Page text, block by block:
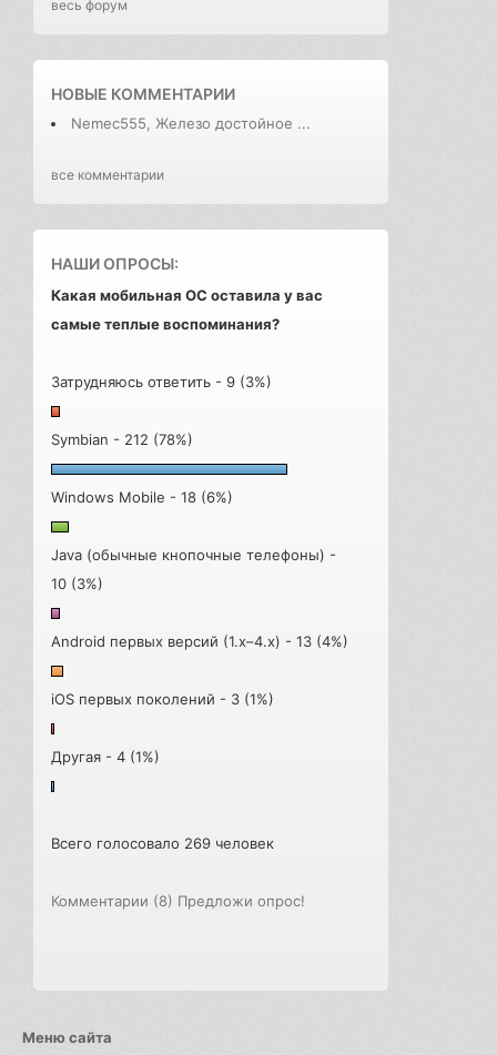
весь форум
НОВЫЕ КОММЕНТАРИИ
Nemec555, Железо достойное ...
все комментарии
НАШИ ОПРОСЫ:
Какая мобильная ОС оставила у вас
самые теплые воспоминания?
Затрудняюсь ответить - 9 (3%)
Symbian - 212 (78%)
Windows Mobile - 18 (6%)
Java (обычные кнопочные телефоны) -
10 (3%)
Android первых версий (1.x–4.x) - 13 (4%)
iOS первых поколений - 3 (1%)
Другая - 4 (1%)
Всего голосовало 269 человек
Комментарии (8) Предложи опрос!
Меню сайта